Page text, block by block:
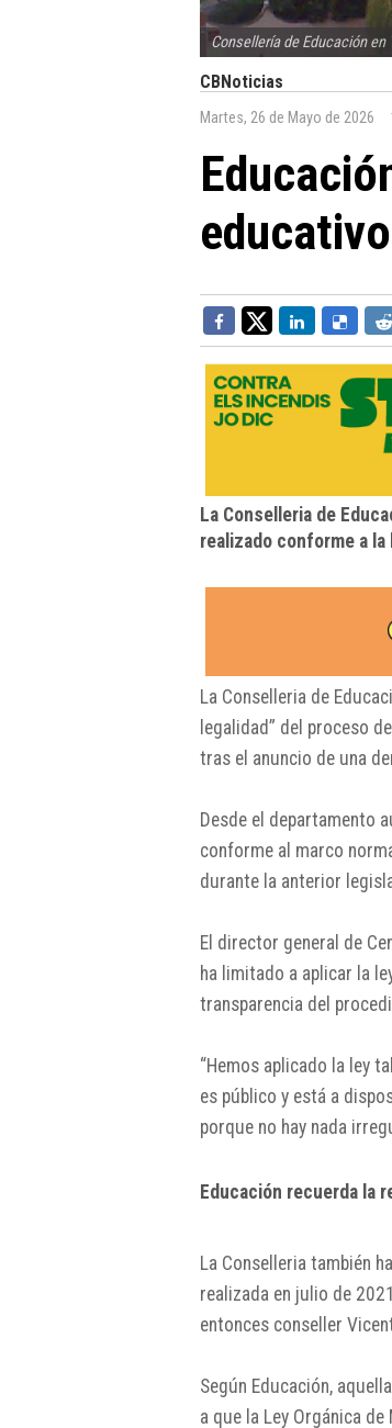
Consellería de Educación en
CBNoticias
Martes, 26 de Mayo de 2026
La Conselleria de
realizado conforme a
La Conselleria de
legalidad” del proceso
tras el anuncio de una
Desde el departamento
conforme al marco
durante la anterior
El director general de
ha limitado a aplicar la
transparencia del
“Hemos aplicado la ley
es público y está a
porque no hay nada
Educación recuerda la
La Conselleria también
realizada en julio de
entonces conseller
Según Educación,
a que la Ley Orgánica